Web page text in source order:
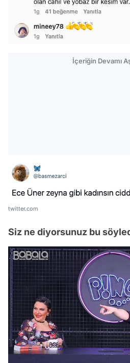
İçeriğin Devamı
twitter.com
Siz ne diyorsunuz bu